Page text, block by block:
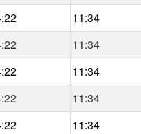
11:34
11:34
11:34
11:34
11:34